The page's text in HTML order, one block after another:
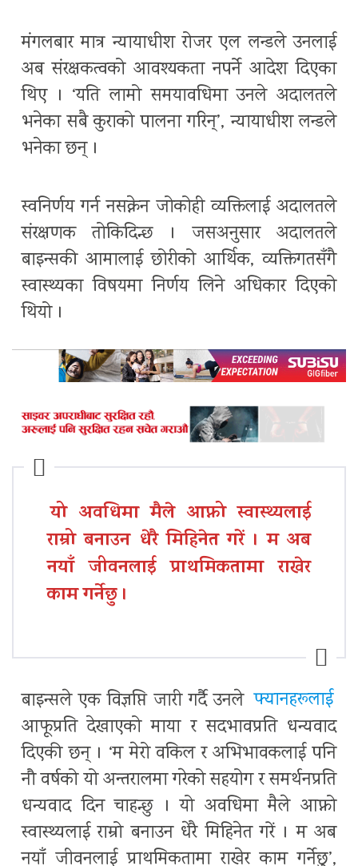
मंगलबार मात्र न्यायाधीश रोजर एल लन्डले उनलाई
अब संरक्षकत्वको आवश्यकता नपर्ने आदेश दिएका
थिए । ‘यति लामो समयावधिमा उनले अदालतले
भनेका सबै कुराको पालना गरिन्’, न्यायाधीश लन्डले
भनेका छन् ।
स्वनिर्णय गर्न नसक्नेन जोकोही व्यक्तिलाई अदालतले
संरक्षणक तोकिदिन्छ । जसअनुसार अदालतले
बाइन्सकी आमालाई छोरीको आर्थिक, व्यक्तिगतसँगै
स्वास्थ्यका विषयमा निर्णय लिने अधिकार दिएको
थियो ।
यो अवधिमा मैले आफ्नो स्वास्थ्यलाई
राम्रो बनाउन धेरै मिहिनेत गरें । म अब
नयाँ जीवनलाई प्राथमिकतामा राखेर
काम गर्नेछु ।
बाइन्सले एक विज्ञप्ति जारी गर्दै उनले फ्यानहरूलाई
आफूप्रति देखाएको माया र सदभावप्रति धन्यवाद
दिएकी छन् । ‘म मेरो वकिल र अभिभावकलाई पनि
नौ वर्षको यो अन्तरालमा गरेको सहयोग र समर्थनप्रति
धन्यवाद दिन चाहन्छु । यो अवधिमा मैले आफ्नो
स्वास्थ्यलाई राम्रो बनाउन धेरै मिहिनेत गरें । म अब
नयाँ जीवनलाई प्राथमिकतामा राखेर काम गर्नेछु’,